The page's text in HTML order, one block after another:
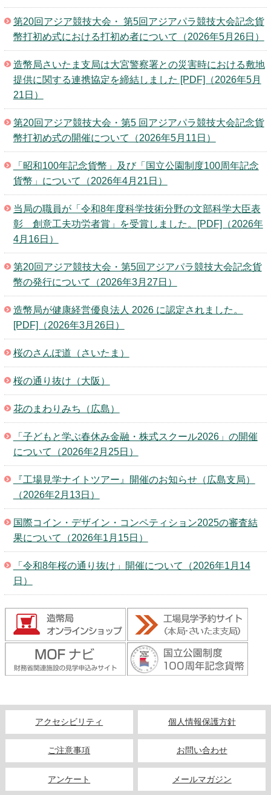
第20回アジア競技大会・ 第5回アジアパラ競技大会記念貨
幣打初め式における打初め者について（2026年5月26日）
造幣局さいたま支局は大宮警察署との災害時における敷地
提供に関する連携協定を締結しました [PDF]（2026年5月
21日）
第20回アジア競技大会・第5 回アジアパラ競技大会記念貨
幣打初め式の開催について（2026年5月11日）
「昭和100年記念貨幣」及び「国立公園制度100周年記念
貨幣」について（2026年4月21日）
当局の職員が「令和8年度科学技術分野の文部科学大臣表
彰 創意工夫功労者賞」を受賞しました。[PDF]（2026年
4月16日）
第20回アジア競技大会・第5回アジアパラ競技大会記念貨
幣の発行について（2026年3月27日）
造幣局が健康経営優良法人 2026 に認定されました。
[PDF]（2026年3月26日）
桜のさんぽ道（さいたま）
桜の通り抜け（大阪）
花のまわりみち（広島）
「子どもと学ぶ春休み金融・株式スクール2026」の開催
について（2026年2月25日）
『工場見学ナイトツアー』開催のお知らせ（広島支局）
（2026年2月13日）
国際コイン・デザイン・コンペティション2025の審査結
果について（2026年1月15日）
「令和8年桜の通り抜け」開催について（2026年1月14
日）
アクセシビリティ 個人情報保護方針
ご注意事項 お問い合わせ
アンケート メールマガジン